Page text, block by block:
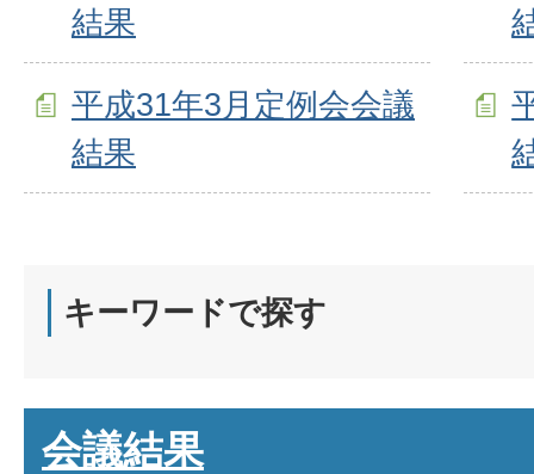
結果
平成31年3月定例会会議
結果
キーワードで探す
会議結果